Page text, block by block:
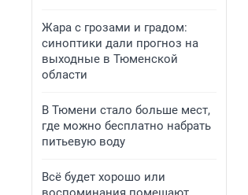
Жара с грозами и градом:
синоптики дали прогноз на
выходные в Тюменской
области
В Тюмени стало больше мест,
где можно бесплатно набрать
питьевую воду
Всё будет хорошо или